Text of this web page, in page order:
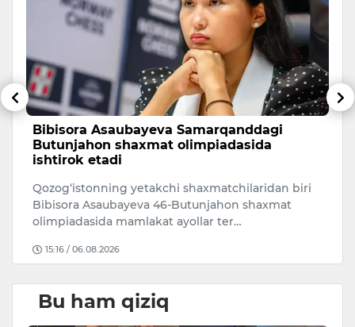
Bibisora Asaubayeva Samarqanddagi
Butunjahon shaxmat olimpiadasida
ishtirok etadi
Qozog‘istonning yetakchi shaxmatchilaridan biri
Bibisora Asaubayeva 46-Butunjahon shaxmat
olimpiadasida mamlakat ayollar ter…
15:16 / 06.08.2026
Bu ham qiziq